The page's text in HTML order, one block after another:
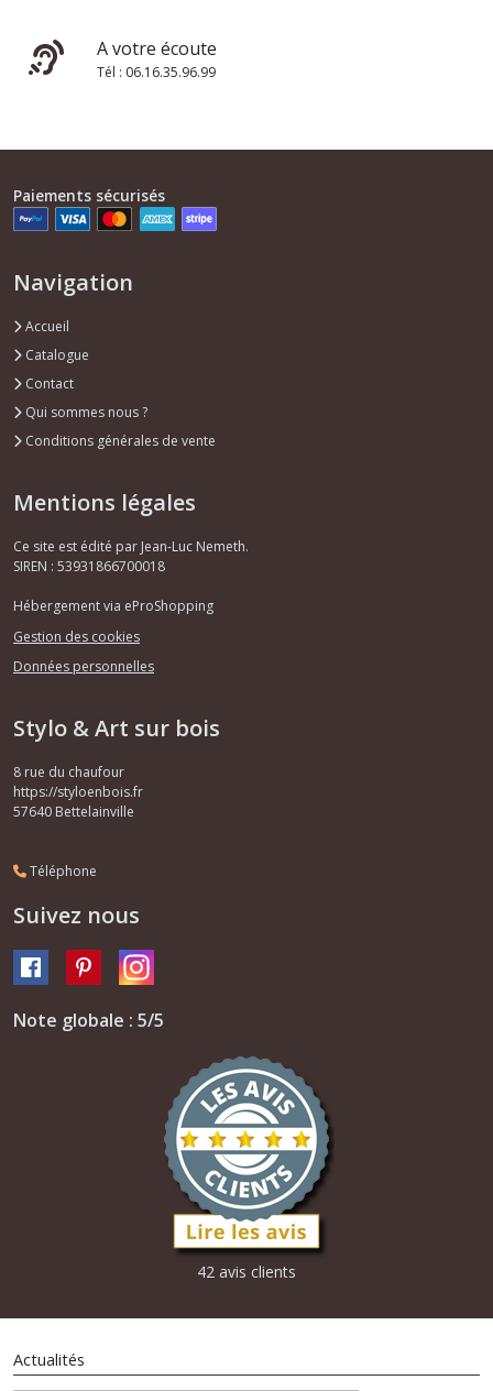
A votre écoute
Tél : 06.16.35.96.99
Paiements sécurisés
Navigation
Accueil
Catalogue
Contact
Qui sommes nous ?
Conditions générales de vente
Mentions légales
Ce site est édité par Jean-Luc Nemeth.
SIREN : 53931866700018
Hébergement via eProShopping
Gestion des cookies
Données personnelles
Stylo & Art sur bois
8 rue du chaufour
https://styloenbois.fr
57640 Bettelainville
Téléphone
Suivez nous
Note globale : 5/5
42 avis clients
Actualités